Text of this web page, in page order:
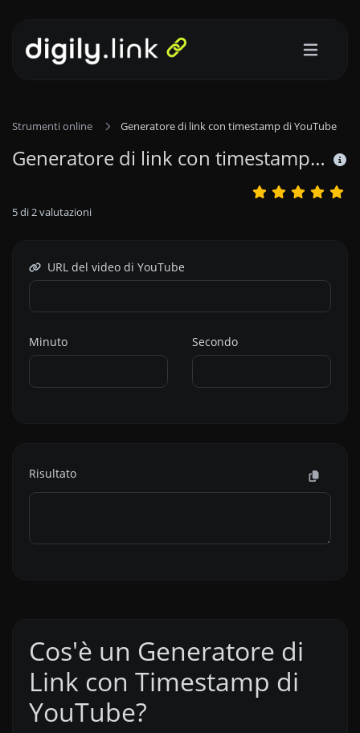
Strumenti online Generatore di link con timestamp di YouTube
Generatore di link con timestamp di YouTube
5di2valutazioni
URL del video di YouTube
Minuto Secondo
Risultato
Cos'è un Generatore di
Link con Timestamp di
YouTube?